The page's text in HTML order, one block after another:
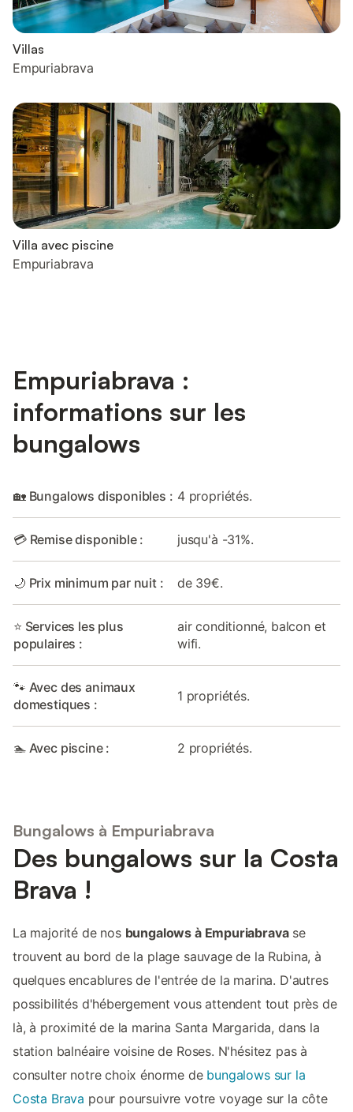
Villas
Empuriabrava
Villa avec piscine
Empuriabrava
Empuriabrava :
informations sur les
bungalows
🏡 Bungalows disponibles : 4 propriétés.
💳 Remise disponible : jusqu'à -31%.
🌙 Prix minimum par nuit : de 39€.
⭐ Services les plus
populaires :
air conditionné, balcon et
wifi.
🐾 Avec des animaux
domestiques :
1 propriétés.
🏊 Avec piscine : 2 propriétés.
Bungalows à Empuriabrava
Des bungalows sur la Costa
Brava !
La majorité de nos bungalows à Empuriabravase
trouvent au bord de la plage sauvage de la Rubina, à
quelques encablures de l'entrée de la marina. D'autres
possibilités d'hébergement vous attendent tout près de
là, à proximité de la marina Santa Margarida, dans la
station balnéaire voisine de Roses. N'hésitez pas à
consulter notre choix énorme de bungalows sur la
Costa Brava pour poursuivre votre voyage sur la côte